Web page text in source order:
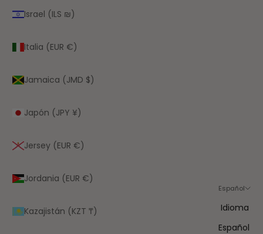
Israel (ILS ₪)
Italia (EUR €)
Jamaica (JMD $)
Japón (JPY ¥)
Jersey (EUR €)
Jordania (EUR €)
Kazajistán (KZT ₸)
Español
Idioma
Español